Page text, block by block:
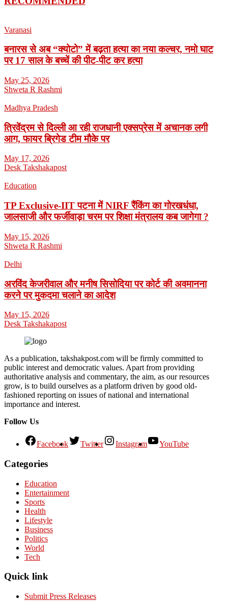
Varanasi
बनारस से अब “क्योटो” में बढ़ता हत्या का नया कल्चर, नमो घाट
पर 17 साल के बच्चें की पीट-पीट कर हत्या
May 25, 2026
Shweta R Rashmi
Madhya Pradesh
त्रिवेंद्रम से दिल्ली आ रही राजधानी एक्सप्रेस में अचानक लगी
आग, फायर ब्रिगेड टीम मौके पर
May 17, 2026
Desk Takshakapost
Education
TP Exclusive-IIT पटना में NIRF रैंकिंग का गोरखधंधा,
जालसाजी और फर्जीवाड़ा चरम पर शिक्षा मंत्रालय कब जागेगा ?
May 15, 2026
Shweta R Rashmi
Delhi
अरविंद केजरीवाल और मनीष सिसोदिया पर कोर्ट की अवमानना
करने पर मुकदमा चलाने का आदेश
May 15, 2026
Desk Takshakapost
As a publication, takshakpost.com will be firmly committed to
public interest and democratic values. Apart from providing
authoritative analysis and commentary, the aim, as our resources
grow, is to build ourselves as a platform driven by good old-
fashioned reporting on issues of national and international
importance and interest.
Follow Us
Facebook Twitter Instagram YouTube
Categories
Education
Entertainment
Sports
Health
Lifestyle
Business
Politics
World
Tech
Quick link
Submit Press Releases